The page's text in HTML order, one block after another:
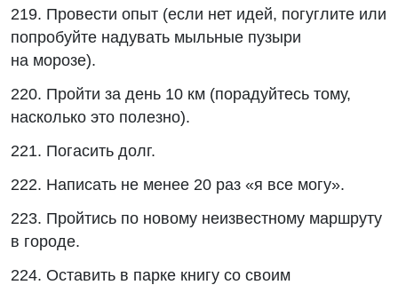
219. Провести опыт (если нет идей, погуглите или
попробуйте надувать мыльные пузыри
на морозе).
220. Пройти за день 10 км (порадуйтесь тому,
насколько это полезно).
221. Погасить долг.
222. Написать не менее 20 раз «я все могу».
223. Пройтись по новому неизвестному маршруту
в городе.
224. Оставить в парке книгу со своим